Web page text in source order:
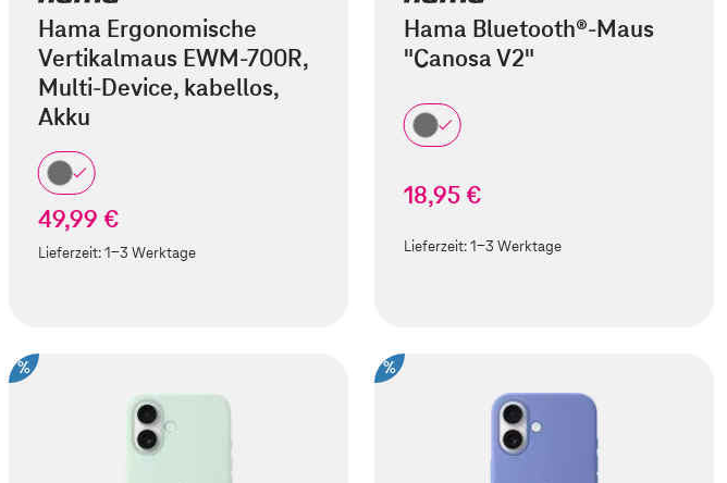
Hama Ergonomische
Vertikalmaus EWM-700R,
Multi-Device, kabellos,
Akku
49,99 €
Lieferzeit:1-3 Werktage
Hama Bluetooth®-Maus
"Canosa V2"
18,95 €
Lieferzeit:1-3 Werktage
% %